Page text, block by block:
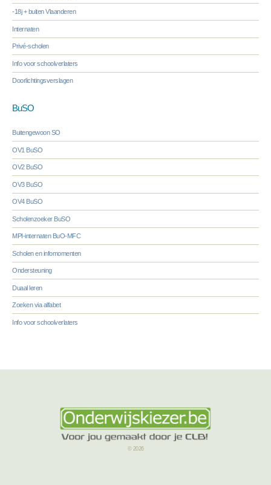
-18j + buiten Vlaanderen
Internaten
Privé-scholen
Info voor schoolverlaters
Doorlichtingsverslagen
BuSO
Buitengewoon SO
OV1 BuSO
OV2 BuSO
OV3 BuSO
OV4 BuSO
Scholenzoeker BuSO
MPI-internaten BuO-MFC
Scholen en infomomenten
Ondersteuning
Duaal leren
Zoeken via alfabet
Info voor schoolverlaters
© 2026